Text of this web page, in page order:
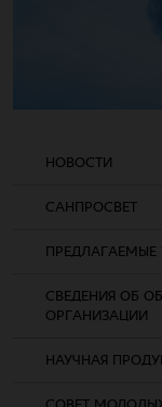
НОВОСТИ
САНПРОСВЕТ
ПРЕДЛАГАЕМЫЕ
СВЕДЕНИЯ ОБ
ОРГАНИЗАЦИИ
НАУЧНАЯ